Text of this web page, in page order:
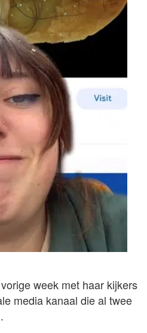
week met haar kijkers
media kanaal die al twee